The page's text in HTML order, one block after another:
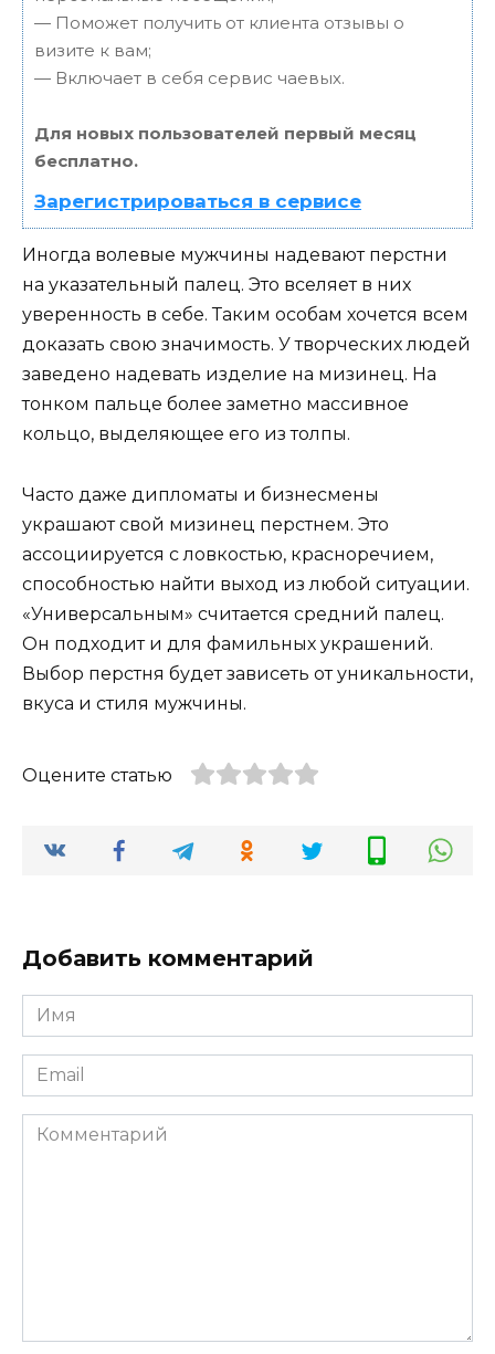
— Поможет получить от клиента отзывы о
визите к вам;
— Включает в себя сервис чаевых.
Для новых пользователей первый месяц
бесплатно.
Зарегистрироваться в сервисе
Иногда волевые мужчины надевают перстни
на указательный палец. Это вселяет в них
уверенность в себе. Таким особам хочется всем
доказать свою значимость. У творческих людей
заведено надевать изделие на мизинец. На
тонком пальце более заметно массивное
кольцо, выделяющее его из толпы.
Часто даже дипломаты и бизнесмены
украшают свой мизинец перстнем. Это
ассоциируется с ловкостью, красноречием,
способностью найти выход из любой ситуации.
«Универсальным» считается средний палец.
Он подходит и для фамильных украшений.
Выбор перстня будет зависеть от уникальности,
вкуса и стиля мужчины.
Оцените статью
Добавить комментарий
Имя
*
Email
*
Комментарий